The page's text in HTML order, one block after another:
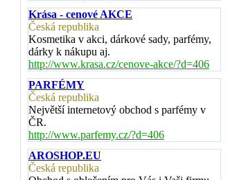
Krása - cenové AKCE
Česká republika
Kosmetika v akci, dárkové sady, parfémy,
dárky k nákupu aj.
http://www.krasa.cz/cenove-akce/?d=406
PARFÉMY
Česká republika
Největší internetový obchod s parfémy v
ČR.
http://www.parfemy.cz/?d=406
AROSHOP.EU
Česká republika